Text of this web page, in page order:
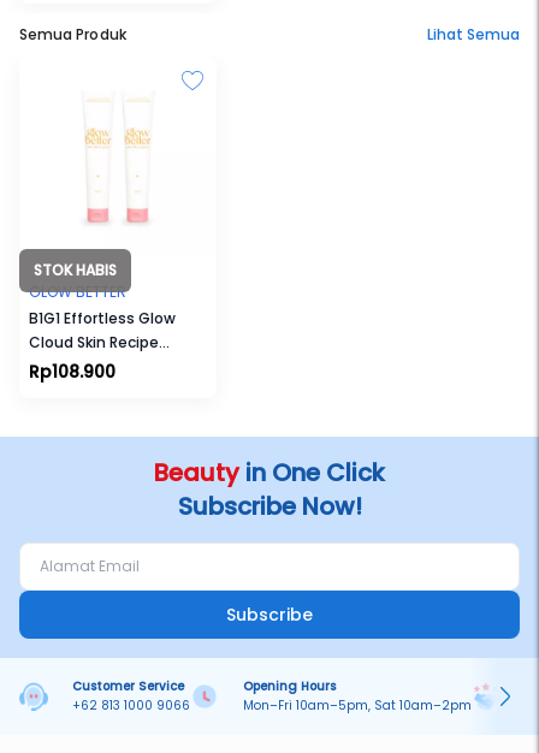
Semua Produk Lihat Semua
STOK HABIS
GLOW BETTER
B1G1 Effortless Glow
Cloud Skin Recipe
Advanced Moisturizer
Rp108.900
Beautyin One Click
Subscribe Now!
Subscribe
Customer Service
+62 813 1000 9066
Opening Hours
Mon–Fri 10am–5pm, Sat 10am–2pm